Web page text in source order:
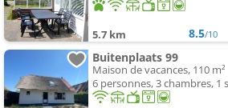
5.7 km 8.5/10
Buitenplaats 99
Maison de vacances, 110 m²
6 personnes, 3 chambres, 1